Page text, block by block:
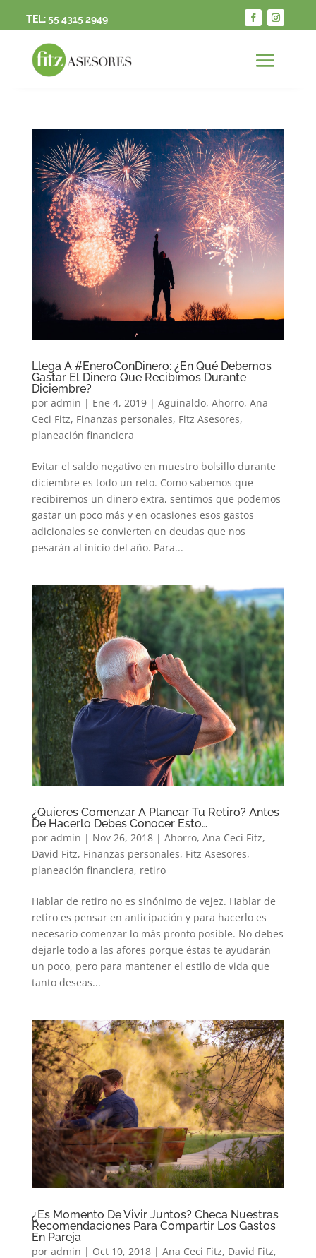
TEL:55 4315 2949
Llega A #EneroConDinero: ¿En Qué Debemos
Gastar El Dinero Que Recibimos Durante
Diciembre?
por admin | Ene 4, 2019| Aguinaldo, Ahorro, Ana
Ceci Fitz, Finanzas personales, Fitz Asesores,
planeación financiera
Evitar el saldo negativo en muestro bolsillo durante
diciembre es todo un reto. Como sabemos que
recibiremos un dinero extra, sentimos que podemos
gastar un poco más y en ocasiones esos gastos
adicionales se convierten en deudas que nos
pesarán al inicio del año. Para...
¿Quieres Comenzar A Planear Tu Retiro? Antes
De Hacerlo Debes Conocer Esto…
por admin | Nov 26, 2018| Ahorro, Ana Ceci Fitz,
David Fitz, Finanzas personales, Fitz Asesores,
planeación financiera, retiro
Hablar de retiro no es sinónimo de vejez. Hablar de
retiro es pensar en anticipación y para hacerlo es
necesario comenzar lo más pronto posible. No debes
dejarle todo a las afores porque éstas te ayudarán
un poco, pero para mantener el estilo de vida que
tanto deseas...
¿Es Momento De Vivir Juntos? Checa Nuestras
Recomendaciones Para Compartir Los Gastos
En Pareja
por admin | Oct 10, 2018| Ana Ceci Fitz, David Fitz,